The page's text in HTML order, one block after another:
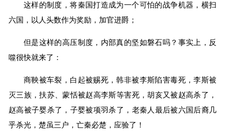
这样的制度，将秦国打造成为一个可怕的战争机器，横扫
六国，以人头数作为奖励，加官进爵；
但是这样的高压制度，内部真的坚如磐石吗？事实上，反
噬很快就来了：
商鞅被车裂，白起被赐死，韩非被李斯陷害毒死，李斯被
灭三族，扶苏、蒙恬被赵高李斯等害死，胡亥又被赵高杀了，
赵高被子婴杀了，子婴被项羽杀了，老秦人最后被六国后裔几
乎杀光，楚虽三户，亡秦必楚，应验了！